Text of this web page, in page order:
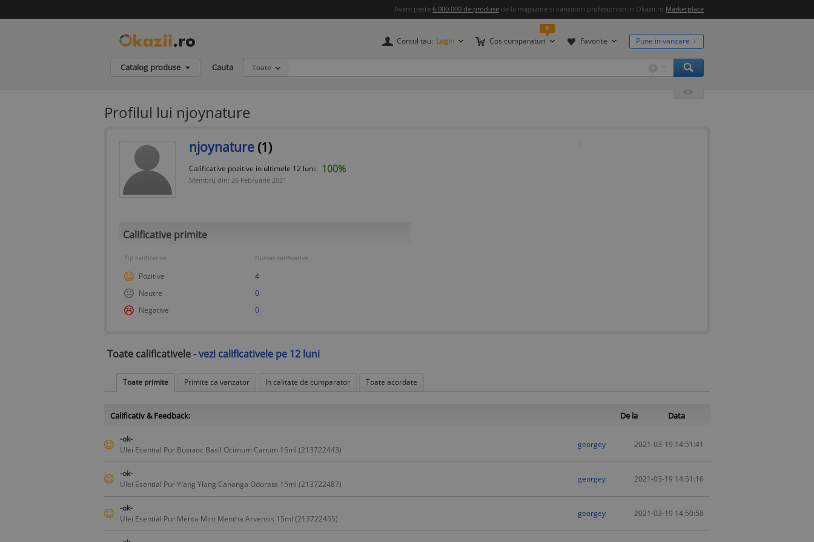
Avem peste 6.000.000 de produse de la magazine si vanzatori profesionisti in Okazii.ro Marketplace
Contul tau: Login Cos cumparaturi
0
Favorite Pune in vanzare
Catalog produse Cauta Toate
Profilul lui njoynature
njoynature (1)
Calificative pozitive in ultimele 12 luni: 100%
Membru din: 26 Februarie 2021
Calificative primite
Tip calificative Numar calificative
Pozitive
4
Neutre
0
Negative
0
Toate calificativele -vezi calificativele pe 12 luni
Toate primite Primite ca vanzator In calitate de cumparator Toate acordate
Calificativ & Feedback: De la Data
-ok-
Ulei Esential Pur Busuioc Basil Ocimum Canum 15ml (213722443)
georgey 2021-03-19 14:51:41
-ok-
Ulei Esential Pur Ylang Ylang Cananga Odorata 15ml (213722487)
georgey 2021-03-19 14:51:16
-ok-
Ulei Esential Pur Menta Mint Mentha Arvensis 15ml (213722455)
georgey 2021-03-19 14:50:58